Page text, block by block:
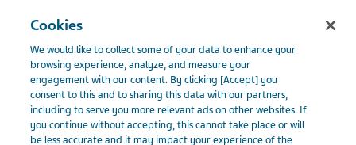
Belgium Notre impact Diriger une entreprise responsable
Diriger une entreprise
Cookies
We would like to collect some of your data to enhance your
browsing experience, analyze, and measure your
engagement with our content. By clicking [Accept] you
consent to this and to sharing this data with our partners,
including to serve you more relevant ads on other websites. If
you continue without accepting, this cannot take place or will
be less accurate and it may impact your experience of the